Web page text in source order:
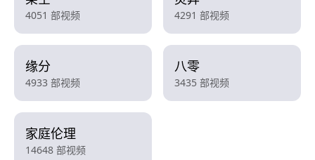
4051 部视频 4291 部视频
缘分
4933 部视频
八零
3435 部视频
家庭伦理
14648 部视频